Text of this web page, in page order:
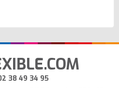
38 49 34 95